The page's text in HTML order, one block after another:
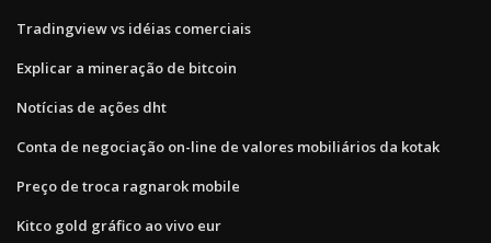
Tradingview vs idéias comerciais
Explicar a mineração de bitcoin
Notícias de ações dht
Conta de negociação on-line de valores mobiliários da kotak
Preço de troca ragnarok mobile
Kitco gold gráfico ao vivo eur